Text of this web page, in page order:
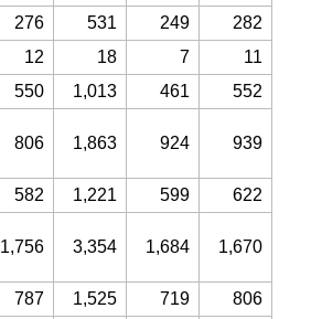
276 531 249
282
12 18 7
11
550 1,013 461 552
806 1,863 924 939
582 1,221 599 622
1,756 3,354 1,684 1,670
787 1,525 719
806